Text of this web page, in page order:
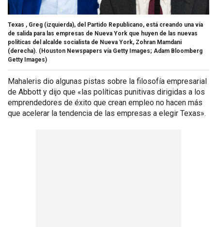
Texas , Greg (izquierda), del Partido Republicano, está creando una vía
de salida para las empresas de Nueva York que huyen de las nuevas
políticas del alcalde socialista de Nueva York, Zohran Mamdani
(derecha). (Houston Newspapers vía Getty Images; Adam Bloomberg
Getty Images)
Mahaleris dio algunas pistas sobre la filosofía empresarial
de Abbott y dijo que «las políticas punitivas dirigidas a los
emprendedores de éxito que crean empleo no hacen más
que acelerar la tendencia de las empresas a elegir Texas».